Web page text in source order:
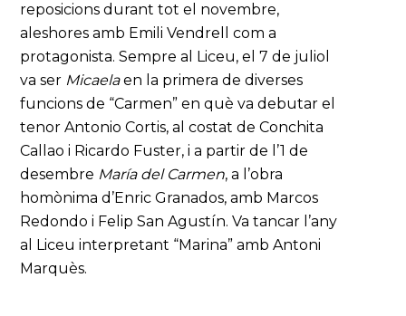
reposicions durant tot el novembre,
aleshores amb Emili Vendrell com a
protagonista. Sempre al Liceu, el 7 de juliol
va ser Micaelaen la primera de diverses
funcions de “Carmen” en què va debutar el
tenor Antonio Cortis, al costat de Conchita
Callao i Ricardo Fuster, i a partir de l’1 de
desembre María del Carmen, a l’obra
homònima d’Enric Granados, amb Marcos
Redondo i Felip San Agustín. Va tancar l’any
al Liceu interpretant “Marina” amb Antoni
Marquès.